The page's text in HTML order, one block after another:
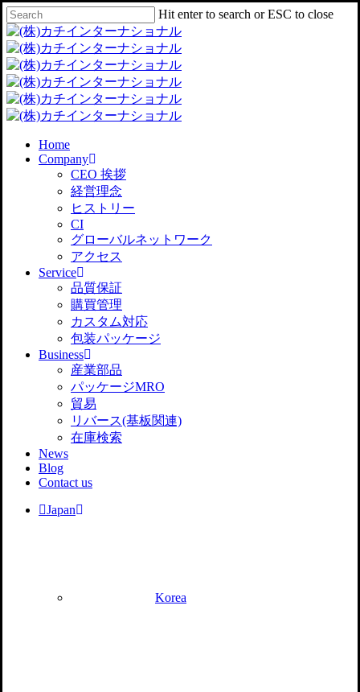
Skip
to
main
content
Hit enter to search or ESC to close
Close
Search
Menu
Home
Company
CEO 挨拶
経営理念
ヒストリー
CI
グローバルネットワーク
アクセス
Service
品質保証
購買管理
カスタム対応
包装パッケージ
Business
産業部品
パッケージMRO
貿易
リバース(基板関連)
在庫検索
News
Blog
Contact us
Japan
Korea